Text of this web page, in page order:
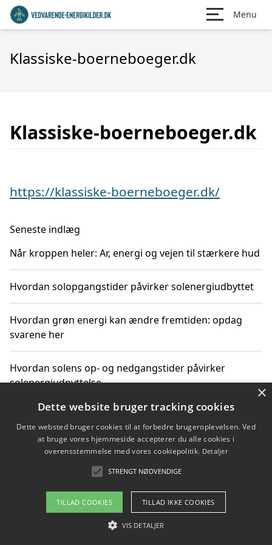
Menu
Klassiske-boerneboeger.dk
Klassiske-boerneboeger.dk
https://klassiske-boerneboeger.dk/
Seneste indlæg
Når kroppen heler: Ar, energi og vejen til stærkere hud
Hvordan solopgangstider påvirker solenergiudbyttet
Hvordan grøn energi kan ændre fremtiden: opdag
svarene her
Hvordan solens op- og nedgangstider påvirker
solenergiudnyttelse
Hvordan du får svar på energispørgsmål om
vedvarende energikilder
Om / kontakt
Blog Betingelser
×
Dette website bruger tracking cookies
Dette websted bruger cookies til at forbedre brugeroplevelsen. Ved
at bruge vores hjemmeside accepterer du alle cookies i
overensstemmelse med vores cookiepolitik. Detaljer
STRENGT NØDVENDIGE
TILLAD COOKIES TILLAD IKKE COOKIES
VIS DETALJER